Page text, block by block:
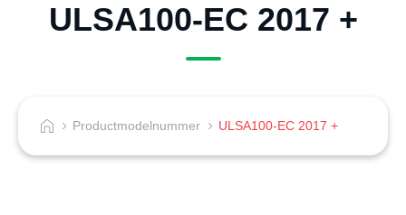
ULSA100-EC 2017 +
Productmodelnummer ULSA100-EC 2017 +